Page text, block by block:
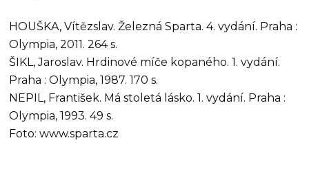
HOUŠKA, Vítězslav. Železná Sparta. 4. vydání. Praha :
Olympia, 2011. 264 s.
ŠIKL, Jaroslav. Hrdinové míče kopaného. 1. vydání.
Praha : Olympia, 1987. 170 s.
NEPIL, František. Má stoletá lásko. 1. vydání. Praha :
Olympia, 1993. 49 s.
Foto: www.sparta.cz